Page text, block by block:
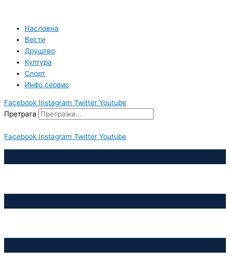
садржајНасловна
Вести
Друштво
Култура
Спорт
Инфо сервис
Facebook Instagram Twitter Youtube
Претрага
Facebook Instagram Twitter Youtube